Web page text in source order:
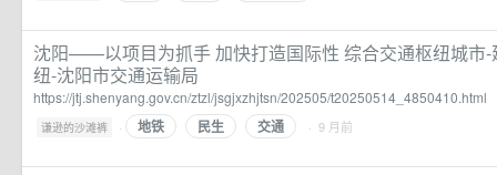
沈阳——以项目为抓手 加快打造国际性 综合交通枢纽城市-
纽-沈阳市交通运输局
https://jtj.shenyang.gov.cn/ztzl/jsgjxzhjtsn/202505/t20250514_4850410.html
谦逊的沙滩裤 · 地铁 民生 交通 · 9 月前